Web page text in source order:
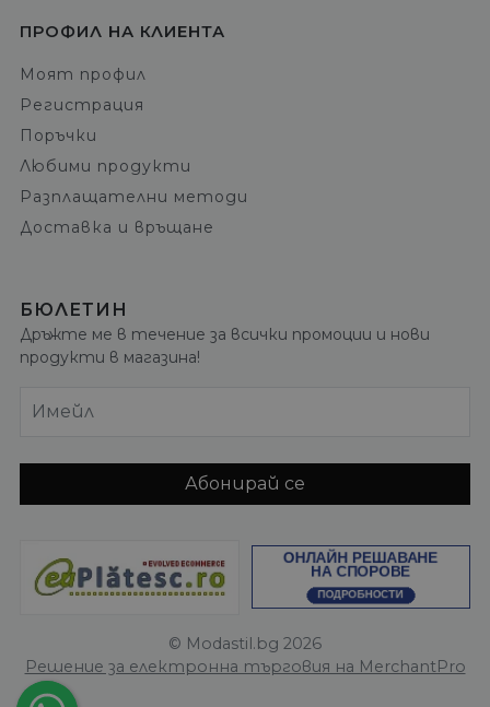
ПРОФИЛ НА КЛИЕНТА
Моят профил
Регистрация
Поръчки
Любими продукти
Разплащателни методи
Доставка и връщане
БЮЛЕТИН
Дръжте ме в течение за всички промоции и нови
продукти в магазина!
Имейл
Абонирай се
© Modastil.bg 2026
Решение за електронна търговия на MerchantPro